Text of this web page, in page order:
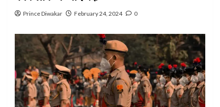
Prince Diwakar February 24, 2024 0